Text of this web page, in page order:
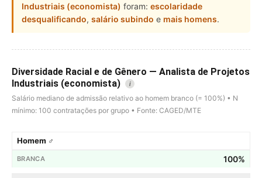
Industriais (economista) foram: escolaridade
desqualificando, salário subindo e mais homens.
Diversidade Racial e de Gênero — Analista de Projetos
Industriais (economista)
i
Salário mediano de admissão relativo ao homem branco (= 100%) • N
mínimo: 100 contratações por grupo • Fonte: CAGED/MTE
Homem ♂
100%